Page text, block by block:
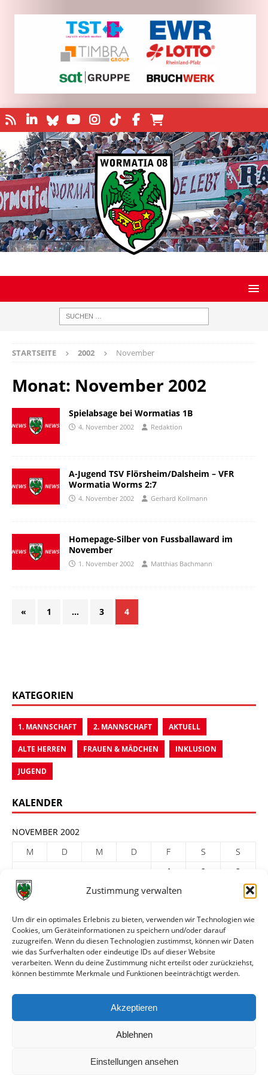
Zustimmung verwalten
Um dir ein optimales Erlebnis zu bieten, verwenden wir Technologien wie
Cookies, um Geräteinformationen zu speichern und/oder darauf
zuzugreifen. Wenn du diesen Technologien zustimmst, können wir Daten
wie das Surfverhalten oder eindeutige IDs auf dieser Website
verarbeiten. Wenn du deine Zustimmung nicht erteilst oder zurückziehst,
können bestimmte Merkmale und Funktionen beeinträchtigt werden.
Akzeptieren
Ablehnen
Einstellungen ansehen
STARTSEITE 2002 November
Monat: November 2002
Spielabsage bei Wormatias 1B
4. November 2002 Redaktion
A-Jugend TSV Flörsheim/Dalsheim – VFR
Wormatia Worms 2:7
4. November 2002 Gerhard Kollmann
Homepage-Silber von Fussballaward im
November
1. November 2002 Matthias Bachmann
« 1 … 3 4
KATEGORIEN
1. MANNSCHAFT 2. MANNSCHAFT AKTUELL
ALTE HERREN FRAUEN & MÄDCHEN INKLUSION
JUGEND
KALENDER
NOVEMBER 2002
M
D M D F S
S
1
2
3
4
6 7 8
18
19 20 21 22 23
25
26 27 28 29
30
« Okt.
Dez. »
ARCHIV